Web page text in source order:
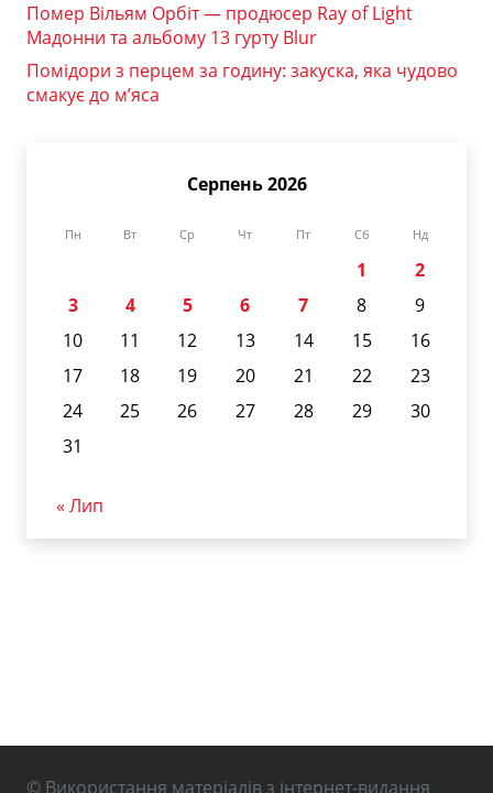
Помер Вільям Орбіт — продюсер Ray of Light
Мадонни та альбому 13 гурту Blur
Помідори з перцем за годину: закуска, яка чудово
смакує до м’яса
Серпень 2026
Пн Вт Ср Чт Пт Сб Нд
1
2
3
4 5 6 7 8
9
10
11 12 13 14 15
16
17
18 19 20 21 22
23
24
25 26 27 28 29
30
31
« Лип
© Використання матеріалів з інтернет-видання